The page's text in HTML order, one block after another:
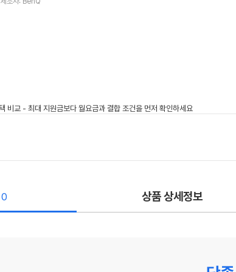
0 상품 상세정보